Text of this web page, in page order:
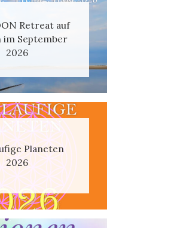
Retreat auf
im September
2026
Planeten
2026